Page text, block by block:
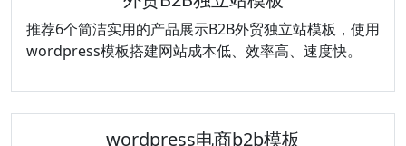
推荐6个简洁实用的产品展示B2B外贸独立站模板，使用
wordpress模板搭建网站成本低、效率高、速度快。
wordpress电商b2b模板